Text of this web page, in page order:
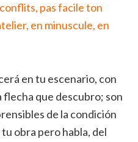
pas facile ton
en minuscule, en
en tu escenario, con
que descubro; son
de la condición
obra pero habla, del